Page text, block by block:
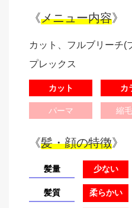
《メニュー内容》
カット、フルブリーチ(
プレックス
カット カ
パーマ 縮
《髪・顔の特徴》
髪量 少ない
髪質 柔らかい